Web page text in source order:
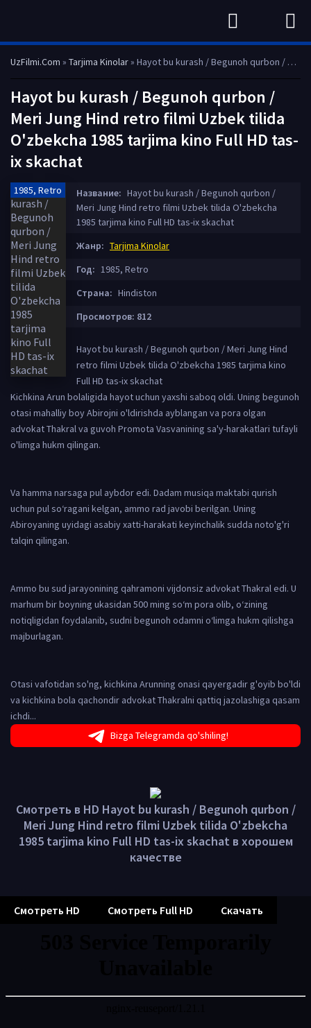
UzFilmi.Com » Tarjima Kinolar» Hayot bu kurash / Begunoh qurbon / Meri Jung Hind retro filmi Uzbek tilida O'zbekcha 1985 tarjima kino Full HD tas-ix skachat
Hayot bu kurash / Begunoh qurbon /
Meri Jung Hind retro filmi Uzbek tilida
O'zbekcha 1985 tarjima kino Full HD tas-
ix skachat
1985, Retro Название: Hayot bu kurash / Begunoh qurbon /
Meri Jung Hind retro filmi Uzbek tilida O'zbekcha
1985 tarjima kino Full HD tas-ix skachat
Жанр: Tarjima Kinolar
Год: 1985, Retro
Страна: Hindiston
Просмотров: 812
Hayot bu kurash / Begunoh qurbon / Meri Jung Hind
retro filmi Uzbek tilida O'zbekcha 1985 tarjima kino
Full HD tas-ix skachat
Kichkina Arun bolaligida hayot uchun yaxshi saboq oldi. Uning begunoh
otasi mahalliy boy Abirojni o'ldirishda ayblangan va pora olgan
advokat Thakral va guvoh Promota Vasvanining sa'y-harakatlari tufayli
o'limga hukm qilingan.
Va hamma narsaga pul aybdor edi. Dadam musiqa maktabi qurish
uchun pul so‘ragani kelgan, ammo rad javobi berilgan. Uning
Abiroyaning uyidagi asabiy xatti-harakati keyinchalik sudda noto'g'ri
talqin qilingan.
Ammo bu sud jarayonining qahramoni vijdonsiz advokat Thakral edi. U
marhum bir boyning ukasidan 500 ming so‘m pora olib, o‘zining
notiqligidan foydalanib, sudni begunoh odamni o‘limga hukm qilishga
majburlagan.
Otasi vafotidan so'ng, kichkina Arunning onasi qayergadir g'oyib bo'ldi
va kichkina bola qachondir advokat Thakralni qattiq jazolashiga qasam
ichdi...
Bizga Telegramda qo'shiling!
Смотреть в HD Hayot bu kurash / Begunoh qurbon /
Meri Jung Hind retro filmi Uzbek tilida O'zbekcha
1985 tarjima kino Full HD tas-ix skachat в хорошем
качестве
Смотреть HD Смотреть Full HD Скачать